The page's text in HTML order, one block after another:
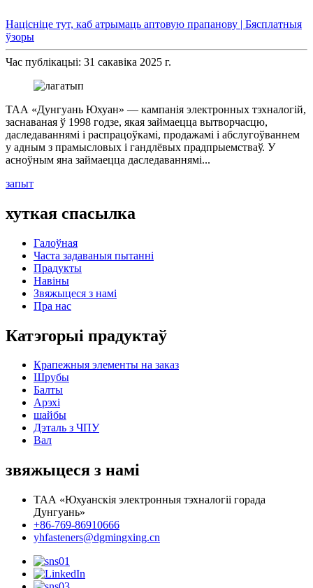
Націсніце тут, каб атрымаць аптовую прапанову | Бясплатныя
ўзоры
Час публікацыі: 31 сакавіка 2025 г.
ТАА «Дунгуань Юхуан» — кампанія электронных тэхналогій,
заснаваная ў 1998 годзе, якая займаецца вытворчасцю,
даследаваннямі і распрацоўкамі, продажамі і абслугоўваннем
у адным з прамысловых і гандлёвых прадпрыемстваў. У
асноўным яна займаецца даследаваннямі...
запыт
хуткая спасылка
Галоўная
Часта задаваныя пытанні
Прадукты
Навіны
Звяжыцеся з намі
Пра нас
Катэгорыі прадуктаў
Крапежныя элементы на заказ
Шрубы
Балты
Арэхі
шайбы
Дэталь з ЧПУ
Вал
звяжыцеся з намі
ТАА «Юхуанскія электронныя тэхналогіі горада
Дунгуань»
+86-769-86910666
yhfasteners@dgmingxing.cn